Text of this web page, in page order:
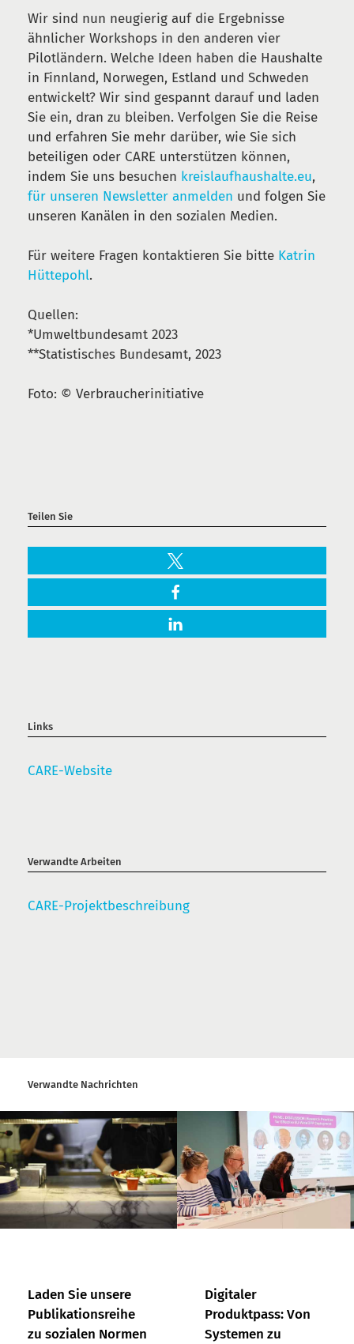
Wir sind nun neugierig auf die Ergebnisse
ähnlicher Workshops in den anderen vier
Pilotländern. Welche Ideen haben die Haushalte
in Finnland, Norwegen, Estland und Schweden
entwickelt? Wir sind gespannt darauf und laden
Sie ein, dran zu bleiben. Verfolgen Sie die Reise
und erfahren Sie mehr darüber, wie Sie sich
beteiligen oder CARE unterstützen können,
indem Sie uns besuchen kreislaufhaushalte.eu,
für unseren Newsletter anmelden und folgen Sie
unseren Kanälen in den sozialen Medien.
Für weitere Fragen kontaktieren Sie bitte Katrin
Hüttepohl.
Quellen:
*Umweltbundesamt 2023
**Statistisches Bundesamt, 2023
Foto: © Verbraucherinitiative
Teilen Sie
Links
CARE-Website
Verwandte Arbeiten
CARE-Projektbeschreibung
Verwandte Nachrichten
Laden Sie unsere
Publikationsreihe
zu sozialen Normen
Digitaler
Produktpass: Von
Systemen zu